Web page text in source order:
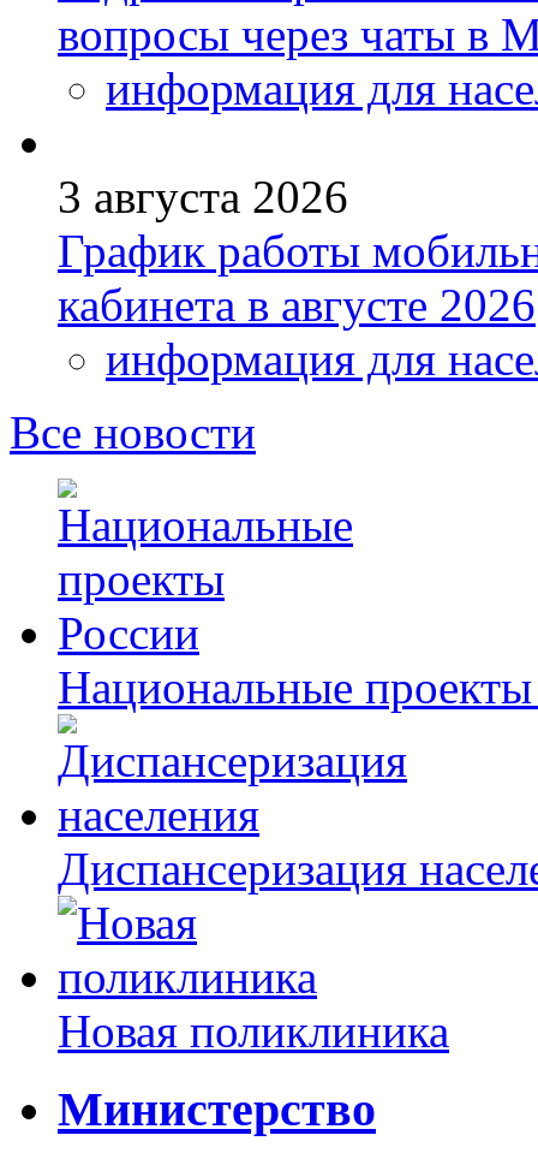
вопросы через чаты в
информация для
3 августа 2026
График работы
кабинета в августе 2026
информация для
Все новости
Национальные
Диспансеризация
Новая поликлиника
Министерство